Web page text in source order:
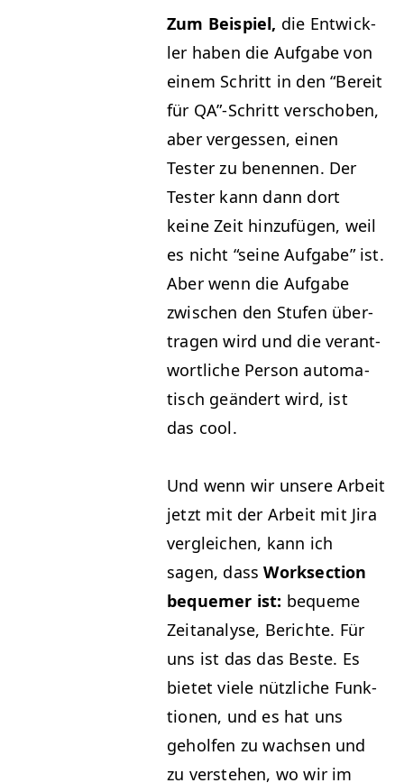
Zum Beispiel, die Entwick­
ler haben die Auf­gabe von
einem Schritt in den“Bere­it
für QA”-Schritt ver­schoben,
aber vergessen, einen
Tester zu benen­nen. Der
Tester kann dann dort
keine Zeit hinzufü­gen, weil
es nicht “seine Auf­gabe” ist.
Aber wenn die Auf­gabe
zwis­chen den Stufen über­
tra­gen wird und die ver­ant­
wortliche Per­son automa­
tisch geän­dert wird, ist
das cool.
Und wenn wir unsere Arbeit
jet­zt mit der Arbeit mit Jira
ver­gle­ichen, kann ich
sagen, dassWork­sec­tion
beque­mer ist: bequeme
Zei­t­analyse, Berichte. Für
uns ist das das Beste. Es
bietet viele nüt­zliche Funk­
tio­nen, und es hat uns
geholfen zu wach­sen und
zu ver­ste­hen, wo wir im